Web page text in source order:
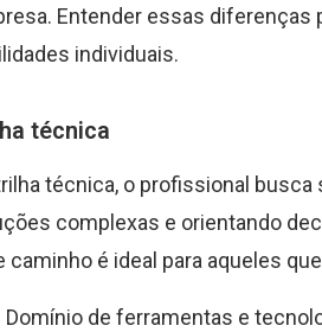
Entender essas diferenças
individuais.
técnica
técnica, o profissional
complexas e orientando
caminho é ideal para aqueles
Domínio de ferramentas e